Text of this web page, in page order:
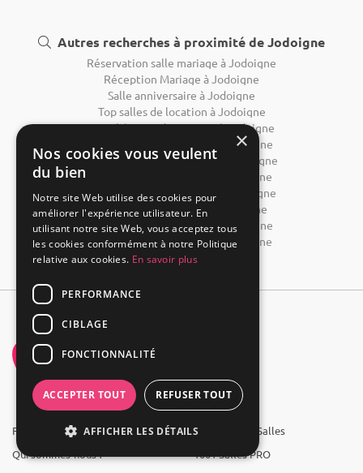
Autres recherches à proximité de Jodoigne
Réservation salle mariage à Jodoigne
Réception Mariage à Jodoigne
Salle anniversaire à Jodoigne
Top salles de location à Jodoigne
Top châteaux de mariage à Jodoigne
Top domaine de mariage à Jodoigne
Top restaurant de mariage à Jodoigne
Location salle séminaire à Jodoigne
Location salle conférence à Jodoigne
Location salle réunion à Jodoigne
Location salle formation à Jodoigne
Hôtel pour un séminaire à Jodoigne
FAQ
Qui sommes-nous ?
Groupe 1001 Salles
1001 Salles PRO
×
Nos cookies vous veulent
du bien
Notre site Web utilise des cookies pour
améliorer l'expérience utilisateur. En
utilisant notre site Web, vous acceptez tous
les cookies conformément à notre Politique
relative aux cookies. En savoir plus
PERFORMANCE
CIBLAGE
FONCTIONNALITÉ
ACCEPTER TOUT REFUSER TOUT
AFFICHER LES DÉTAILS